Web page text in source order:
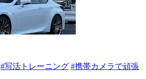
#写活トレーニング #携帯カメラで頑張